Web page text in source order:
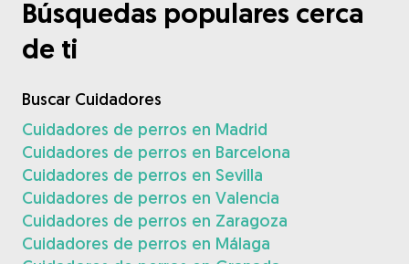
Búsquedas populares cerca
de ti
Buscar Cuidadores
Cuidadores de perros en Madrid
Cuidadores de perros en Barcelona
Cuidadores de perros en Sevilla
Cuidadores de perros en Valencia
Cuidadores de perros en Zaragoza
Cuidadores de perros en Málaga